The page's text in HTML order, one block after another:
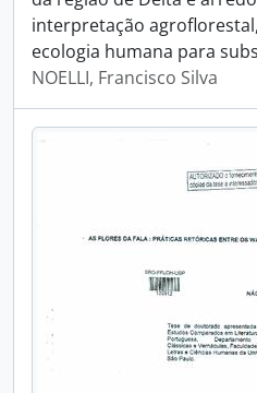
interpretação
ecologia humana para
NOELLI, Francisco Silva